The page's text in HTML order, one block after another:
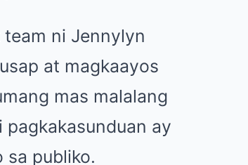
ni Jennylyn
at magkaayos
mas malalang
ay
sa publiko.